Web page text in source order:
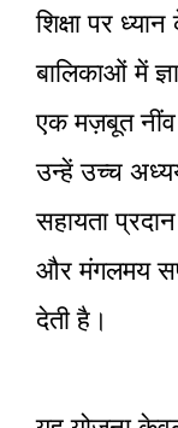
शिक्षा पर
बालिकाओं में
एक मज़बूत नींव
उन्हें उच्च
सहायता
और मंगलमय
देती है।